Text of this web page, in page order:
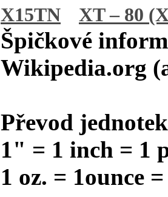
X15TN
XT – 80
Špičkové
Wikipedia.org
Převod
1" = 1 inch = 1
1 oz. = 1ounce